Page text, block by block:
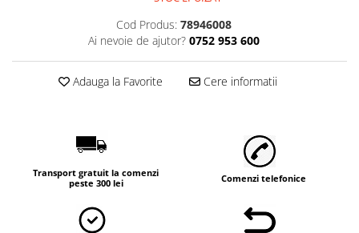
Cod Produs: 78946008
Ai nevoie de ajutor? 0752 953 600
Adauga la Favorite Cere informatii
Transport gratuit la comenzi
peste 300 lei
Comenzi telefonice